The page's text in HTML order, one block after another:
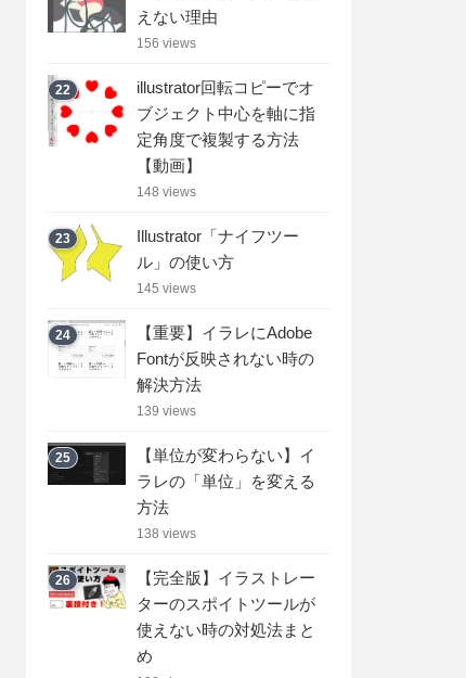
えない理由
156 views
22
illustrator回転コピーでオ
ブジェクト中心を軸に指
定角度で複製する方法
【動画】
148 views
23
Illustrator「ナイフツー
ル」の使い方
145 views
24
【重要】イラレにAdobe
Fontが反映されない時の
解決方法
139 views
25
【単位が変わらない】イ
ラレの「単位」を変える
方法
138 views
26
【完全版】イラストレー
ターのスポイトツールが
使えない時の対処法まと
め